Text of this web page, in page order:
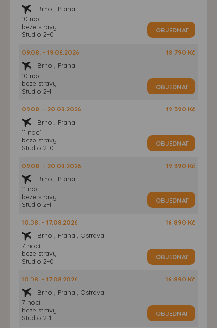
Brno , Praha
10 nocí
beze stravy
Studio 2+0
OBJEDNAT
09.08. - 19.08.2026
Brno , Praha
10 nocí
beze stravy
Studio 2+1
18 790 Kč
OBJEDNAT
09.08. - 20.08.2026
Brno , Praha
11 nocí
beze stravy
Studio 2+0
19 390 Kč
OBJEDNAT
09.08. - 20.08.2026
Brno , Praha
11 nocí
beze stravy
Studio 2+1
19 390 Kč
OBJEDNAT
10.08. - 17.08.2026
Brno , Praha , Ostrava
7 nocí
beze stravy
Studio 2+0
16 890 Kč
OBJEDNAT
10.08. - 17.08.2026
Brno , Praha , Ostrava
7 nocí
beze stravy
Studio 2+1
16 890 Kč
OBJEDNAT